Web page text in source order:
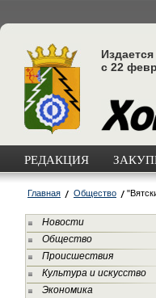
Издается
с 22
РЕДАКЦИЯ
Главная Общество
Новости
Общество
Происшествия
Культура и искусство
Экономика